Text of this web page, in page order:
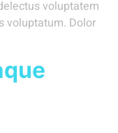
voluptatem
voluptatum. Dolor